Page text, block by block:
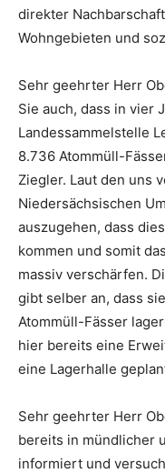
direkter
Wohngebieten und
Sehr geehrter Herr
Sie auch, dass in vier
Landessammelstelle
8.736 Atommüll-
Ziegler. Laut den uns
Niedersächsischen
auszugehen, dass
kommen und somit
massiv verschärfen.
gibt selber an, dass
Atommüll-Fässer
hier bereits eine
eine Lagerhalle
Sehr geehrter Herr
bereits in mündlicher
informiert und